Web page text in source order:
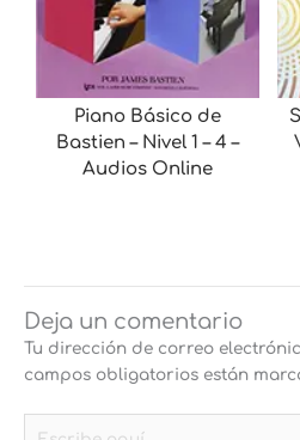
Piano Básico de
Bastien – Nivel 1 – 4 –
Audios Online
Deja un comentario
Tu dirección de correo
campos obligatorios están